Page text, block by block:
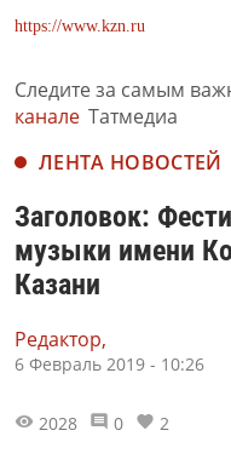
https://www.kzn.ru
Следите за самым
канале Татмедиа
ЛЕНТА НОВОСТЕЙ
Заголовок:
музыки имени
Казани
Редактор,
6 Февраль 2019 - 10:26
2028 0 2